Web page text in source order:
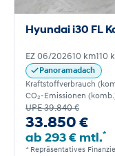
Hyundai i30 FL
EZ 06/202610 km110
Panoramadach
Kraftstoffverbrauch
CO₂-Emissionen
UPE 39.840 €
33.850 €
ab 293 € mtl.*
* Repräsentatives